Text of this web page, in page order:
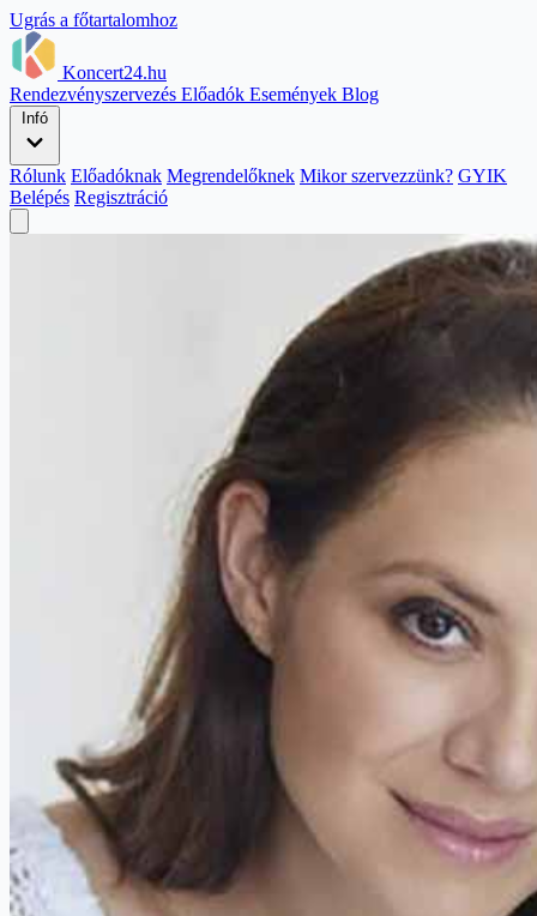
Ugrás a főtartalomhoz
Koncert24.hu
Rendezvényszervezés Előadók Események Blog
Infó
Rólunk Előadóknak Megrendelőknek Mikor szervezzünk? GYIK
Belépés Regisztráció